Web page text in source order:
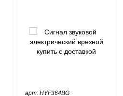
арт: HYF364BG